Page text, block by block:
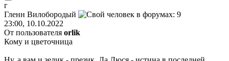
г
Гленн Вилобородый
23:00, 10.10.2022
От пользователя orlik
Кому и цветочница